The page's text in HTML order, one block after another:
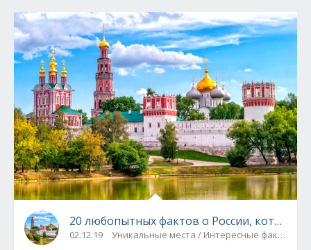
20 любопытных фактов о России, которые
02.12.19 Уникальные места / Интересные факты